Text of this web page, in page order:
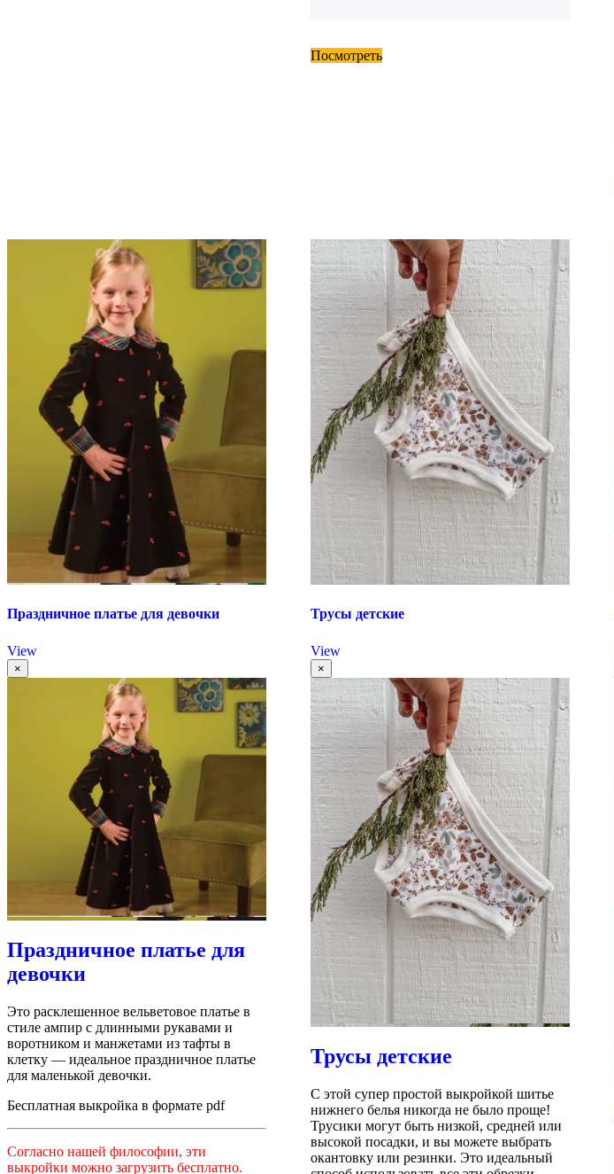
Посмотреть
Праздничное платье для девочки
View
×
Праздничное платье для
девочки
Это расклешенное вельветовое платье в
стиле ампир с длинными рукавами и
воротником и манжетами из тафты в
клетку — идеальное праздничное платье
для маленькой девочки.
Бесплатная выкройка в формате pdf
Согласно нашей философии, эти
выкройки можно загрузить бесплатно.
Трусы детские
View
×
Трусы детские
С этой супер простой выкройкой шитье
нижнего белья никогда не было проще!
Трусики могут быть низкой, средней или
высокой посадки, и вы можете выбрать
окантовку или резинки.Это идеальный